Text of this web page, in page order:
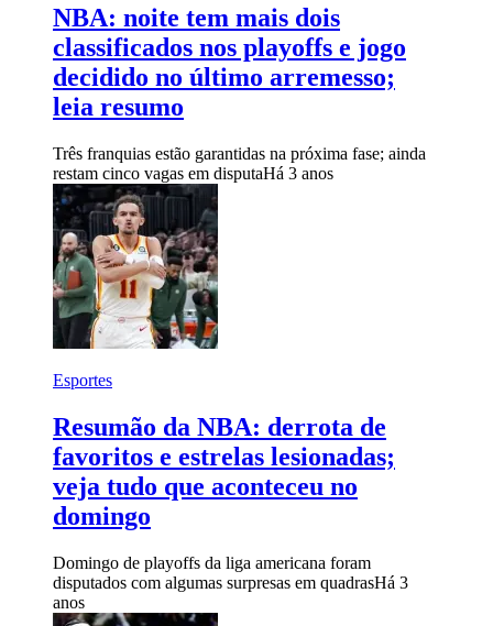
NBA: noite tem mais dois
classificados nos playoffs e jogo
decidido no último arremesso;
leia resumo
Três franquias estão garantidas na próxima fase; ainda
restam cinco vagas em disputaHá 3 anos
Esportes
Resumão da NBA: derrota de
favoritos e estrelas lesionadas;
veja tudo que aconteceu no
domingo
Domingo de playoffs da liga americana foram
disputados com algumas surpresas em quadrasHá 3
anos